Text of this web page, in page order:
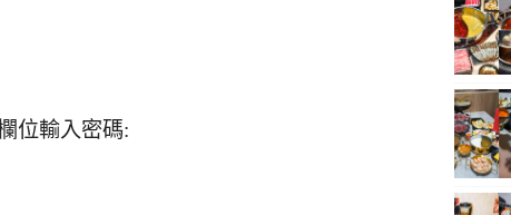
位輸入密碼: